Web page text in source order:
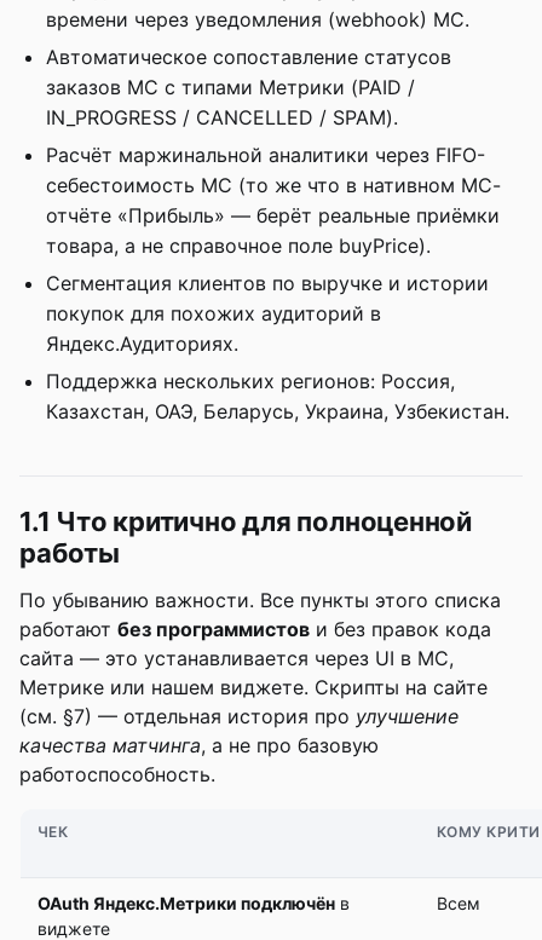
времени через уведомления (webhook) МС.
Автоматическое сопоставление статусов
заказов МС с типами Метрики (PAID /
IN_PROGRESS / CANCELLED / SPAM).
Расчёт маржинальной аналитики через FIFO-
себестоимость МС (то же что в нативном МС-
отчёте «Прибыль» — берёт реальные приёмки
товара, а не справочное поле buyPrice).
Сегментация клиентов по выручке и истории
покупок для похожих аудиторий в
Яндекс.Аудиториях.
Поддержка нескольких регионов: Россия,
Казахстан, ОАЭ, Беларусь, Украина, Узбекистан.
1.1 Что критично для полноценной
работы
По убыванию важности. Все пункты этого списка
работают без программистов и без правок кода
сайта — это устанавливается через UI в МС,
Метрике или нашем виджете. Скрипты на сайте
(см. §7) — отдельная история про улучшение
качества матчинга, а не про базовую
работоспособность.
ЧЕК КОМУ
OAuth Яндекс.Метрики подключён в
виджете
Всем